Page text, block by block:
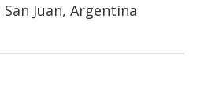
San Juan, Argentina